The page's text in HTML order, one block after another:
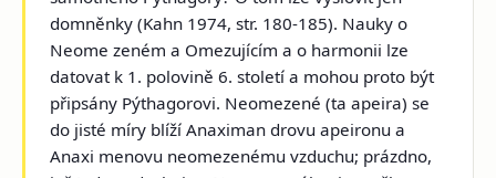
domněnky (Kahn 1974, str. 180-185). Nauky o
Neome zeném a Omezujícím a o harmonii lze
datovat k 1. polovině 6. století a mohou proto být
připsány Pýthagorovi. Neomezené (ta apeira) se
do jisté míry blíží Anaximan drovu apeironu a
Anaxi menovu neomezenému vzduchu; prázdno,